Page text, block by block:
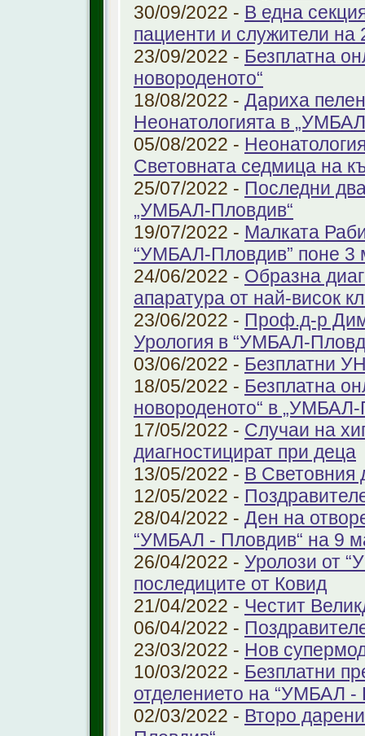
30/09/2022 - В една
пациенти и служители на
23/09/2022 - Безплатна
новороденото“
18/08/2022 - Дариха
Неонатологията в
05/08/2022 -
Световната седмица на
25/07/2022 - Последни
„УМБАЛ-Пловдив“
19/07/2022 - Малката
“УМБАЛ-Пловдив” поне 3
24/06/2022 - Образна
апаратура от най-висок
23/06/2022 - Проф.д-р
Урология в “УМБАЛ-
03/06/2022 - Безплатни
18/05/2022 - Безплатна
новороденото“ в „УМБАЛ-
17/05/2022 - Случаи на
диагностицират при деца
13/05/2022 - В Световния
12/05/2022 -
28/04/2022 - Ден на
“УМБАЛ - Пловдив“ на 9
26/04/2022 - Уролози от
последиците от Ковид
21/04/2022 - Честит
06/04/2022 -
23/03/2022 - Нов
10/03/2022 - Безплатни
отделението на “УМБАЛ -
02/03/2022 - Второ